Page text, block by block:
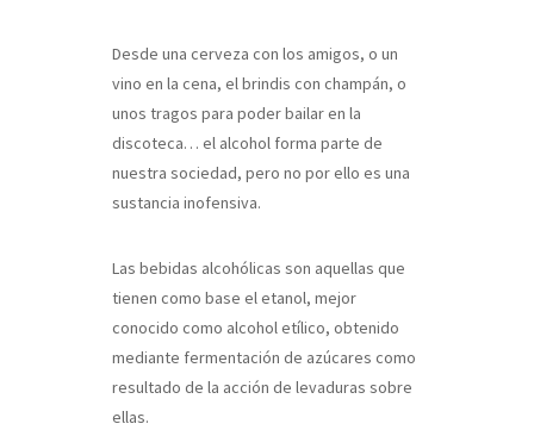
Desde una cerveza con los amigos, o un
vino en la cena, el brindis con champán, o
unos tragos para poder bailar en la
discoteca… el alcohol forma parte de
nuestra sociedad, pero no por ello es una
sustancia inofensiva.
Las bebidas alcohólicas son aquellas que
tienen como base el etanol, mejor
conocido como alcohol etílico, obtenido
mediante fermentación de azúcares como
resultado de la acción de levaduras sobre
ellas.